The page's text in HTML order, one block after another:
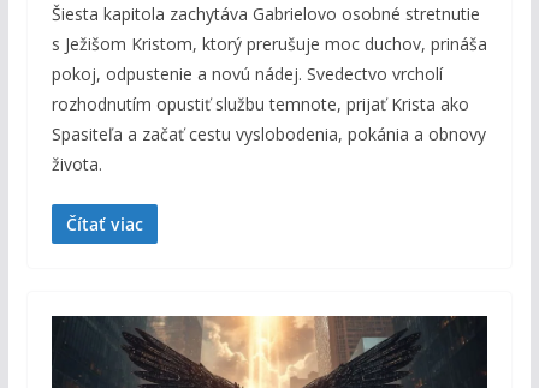
Šiesta kapitola zachytáva Gabrielovo osobné stretnutie
s Ježišom Kristom, ktorý prerušuje moc duchov, prináša
pokoj, odpustenie a novú nádej. Svedectvo vrcholí
rozhodnutím opustiť službu temnote, prijať Krista ako
Spasiteľa a začať cestu vyslobodenia, pokánia a obnovy
života.
Čítať viac